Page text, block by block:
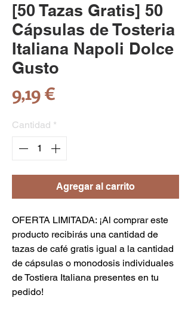
[50 Tazas Gratis] 50
Cápsulas de Tosteria
Italiana Napoli Dolce
Gusto
9,19 €
Cantidad *
Agregar al carrito
OFERTA LIMITADA: ¡Al comprar este
producto recibirás una cantidad de
tazas de café gratis igual a la cantidad
de cápsulas o monodosis individuales
de Tostiera Italiana presentes en tu
pedido!